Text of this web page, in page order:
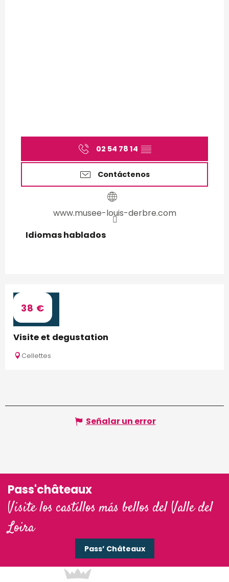
02 54 78 14 ▒▒
Contáctenos
www.musee-louis-derbre.com
Idiomas hablados
Idiomas hablados
38 €
5
Visite et degustation
Cellettes
Señalar un error
Pass'châteaux
Visite los castillos más bellos del Valle del
Loira
Pass’ Châteaux